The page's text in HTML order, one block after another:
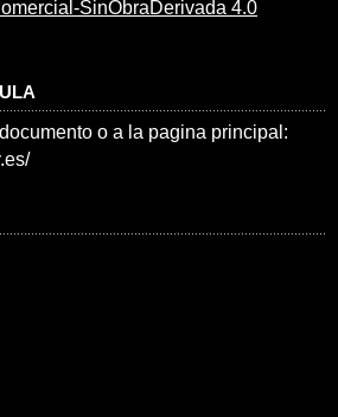
SinObraDerivada 4.0
o a la pagina principal: